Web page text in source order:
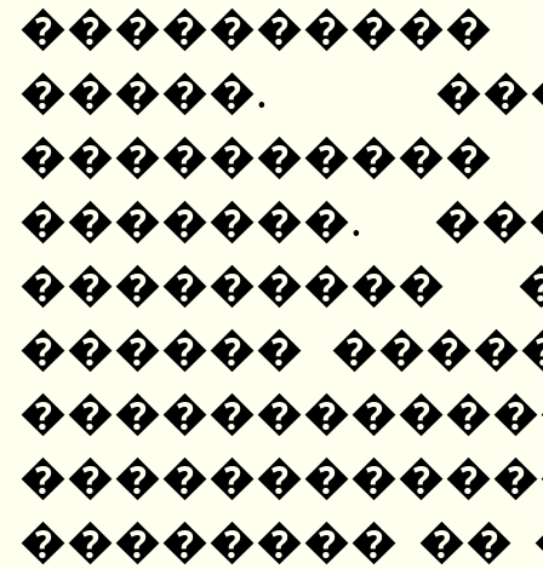
����������
�����.
�������.
���������
������
�������� ��